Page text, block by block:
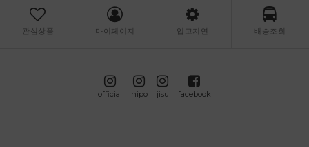
관심상품 마이페이지 입고지연 배송조회
official hipo jisu facebook